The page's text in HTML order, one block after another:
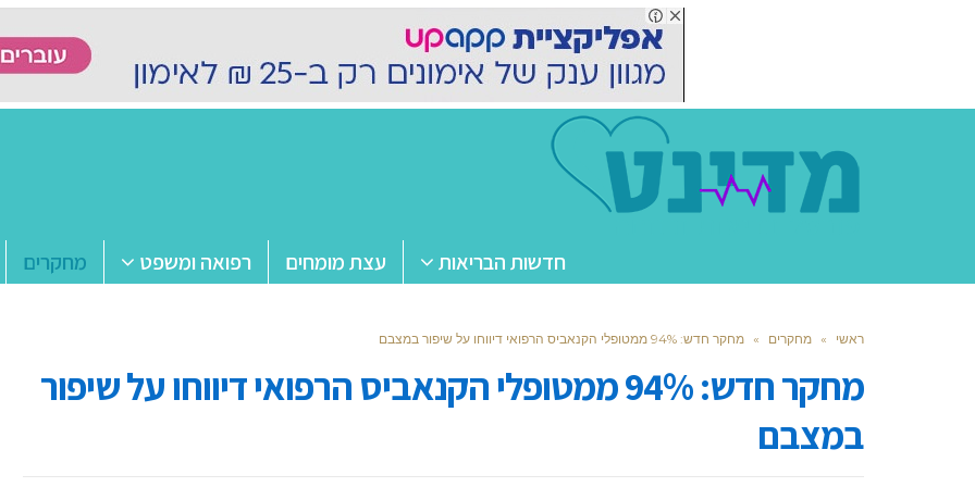
חדשות הבריאות עצת מומחים רפואה ומשפט מחקרים
ראשי » מחקרים » מחקר חדש: 94% ממטופלי הקנאביס הרפואי דיווחו על שיפור במצבם
מחקר חדש: 94% ממטופלי הקנאביס הרפואי דיווחו על שיפור
במצבם